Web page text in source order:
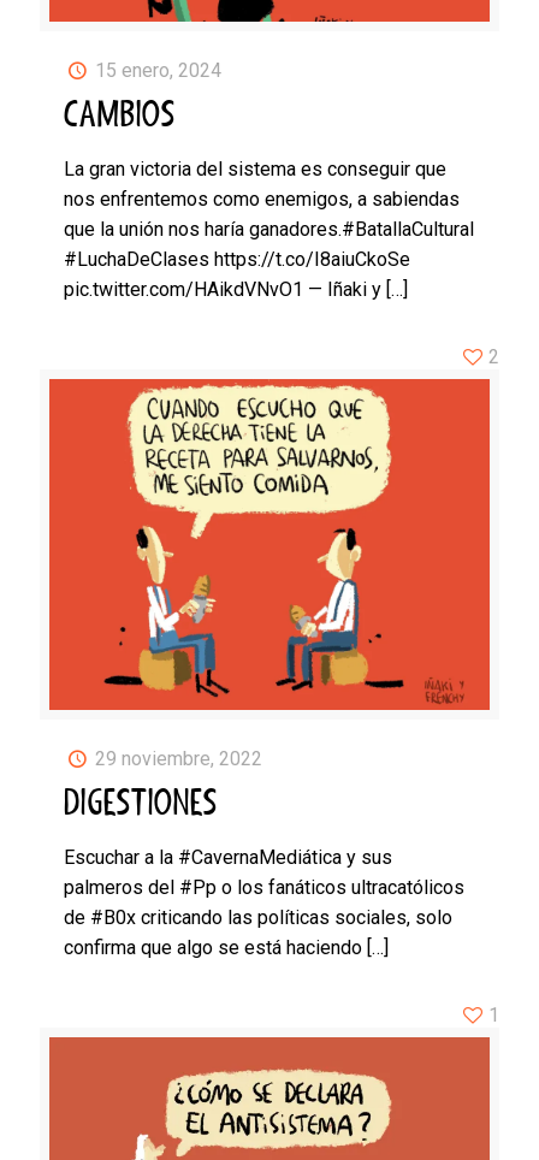
15 enero, 2024
CAMBIOS
La gran victoria del sistema es conseguir que
nos enfrentemos como enemigos, a sabiendas
que la unión nos haría ganadores.#BatallaCultural
#LuchaDeClases https://t.co/I8aiuCkoSe
pic.twitter.com/HAikdVNvO1 — Iñaki y […]
29 noviembre, 2022
DIGESTIONES
Escuchar a la #CavernaMediática y sus
palmeros del #Pp o los fanáticos ultracatólicos
de #B0x criticando las políticas sociales, solo
confirma que algo se está haciendo […]
2
1